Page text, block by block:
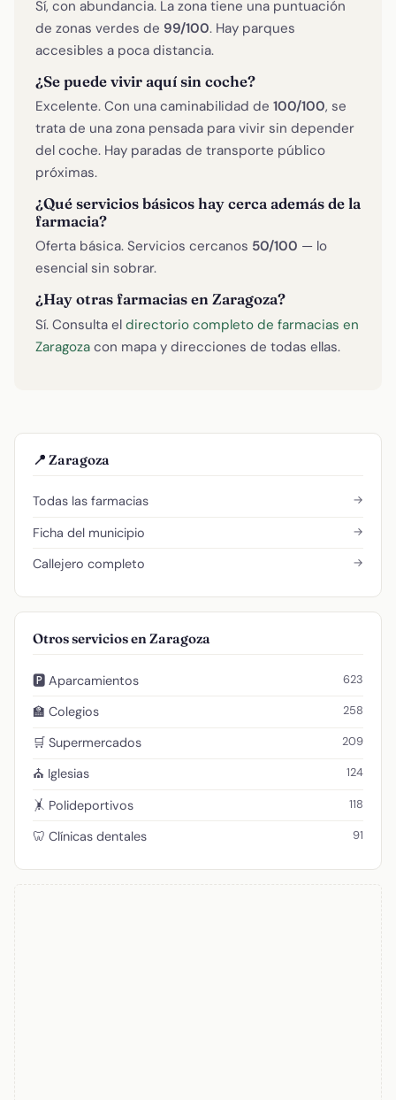
Sí, con abundancia. La zona tiene una puntuación
de zonas verdes de 99/100. Hay parques
accesibles a poca distancia.
¿Se puede vivir aquí sin coche?
Excelente. Con una caminabilidad de 100/100, se
trata de una zona pensada para vivir sin depender
del coche. Hay paradas de transporte público
próximas.
¿Qué servicios básicos hay cerca además de la
farmacia?
Oferta básica. Servicios cercanos 50/100 — lo
esencial sin sobrar.
¿Hay otras farmacias en Zaragoza?
Sí. Consulta el directorio completo de farmacias en
Zaragoza con mapa y direcciones de todas ellas.
📍 Zaragoza
Todas las farmacias →
Ficha del municipio →
Callejero completo →
Otros servicios en Zaragoza
🅿️ Aparcamientos 623
🏫 Colegios 258
🛒 Supermercados 209
⛪ Iglesias 124
🤸 Polideportivos 118
🦷 Clínicas dentales 91